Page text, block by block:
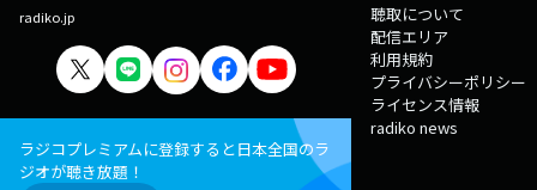
radiko.jp
ラジコプレミアムに登録すると日本全国のラ
ジオが聴き放題！
聴取について
配信エリア
利用規約
プライバシーポリシー
ライセンス情報
radiko news